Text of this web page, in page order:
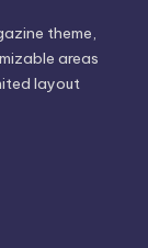
theme,
areas
layout